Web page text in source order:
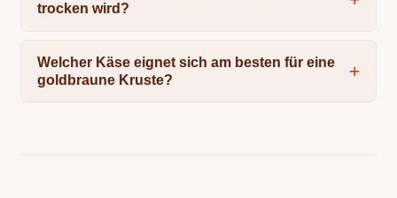
trocken wird?
Welcher Käse eignet sich am besten für eine
goldbraune Kruste?